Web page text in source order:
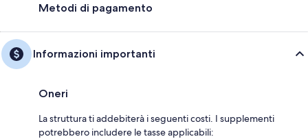
Metodi di pagamento
Informazioni importanti
Oneri
La struttura ti addebiterà i seguenti costi. I supplementi
potrebbero includere le tasse applicabili: